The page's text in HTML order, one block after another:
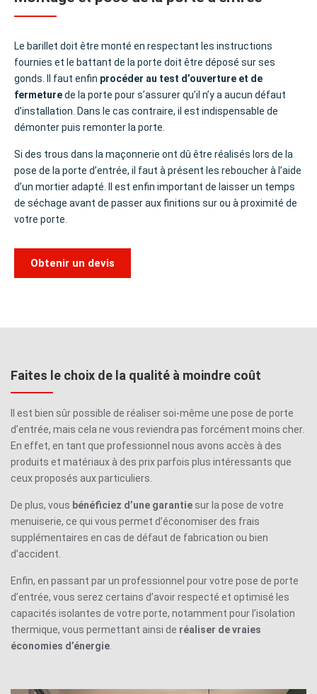
Le barillet doit être monté en respectant les instructions
fournies et le battant de la porte doit être déposé sur ses
gonds. Il faut enfin procéder au test d’ouverture et de
fermeturede la porte pour s’assurer qu’il n’y a aucun défaut
d’installation. Dans le cas contraire, il est indispensable de
démonter puis remonter la porte.
Si des trous dans la maçonnerie ont dû être réalisés lors de la
pose de la porte d’entrée, il faut à présent les reboucher à l’aide
d’un mortier adapté. Il est enfin important de laisser un temps
de séchage avant de passer aux finitions sur ou à proximité de
votre porte.
Obtenir un devis
Faites le choix de la qualité à moindre coût
Il est bien sûr possible de réaliser soi-même une pose de porte
d’entrée, mais cela ne vous reviendra pas forcément moins cher.
En effet, en tant que professionnel nous avons accès à des
produits et matériaux à des prix parfois plus intéressants que
ceux proposés aux particuliers.
De plus, vous bénéficiez d’une garantie sur la pose de votre
menuiserie, ce qui vous permet d’économiser des frais
supplémentaires en cas de défaut de fabrication ou bien
d’accident.
Enfin, en passant par un professionnel pour votre pose de porte
d’entrée, vous serez certains d’avoir respecté et optimisé les
capacités isolantes de votre porte, notamment pour l’isolation
thermique, vous permettant ainsi de réaliser de vraies
économies d’énergie